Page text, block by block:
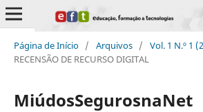
Página de Início / Arquivos / Vol. 1 N.º 1
RECENSÃO DE RECURSO DIGITAL
MiúdosSegurosnaNet